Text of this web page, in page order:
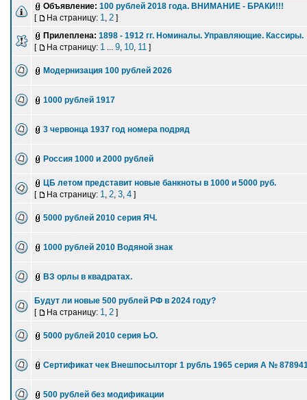
Объявление: 100 рублей 2018 года. ВНИМАНИЕ - БРАКИ!!!
[
На страницу: 1 2 ]
Прилеплена: 1898 - 1912 гг. Номиналы. Управляющие. Кассиры.
[
На страницу: 1 9 10 11 ]
Модернизация 100 рублей 2026
1000 pублей 1917
3 червонца 1937 год номера подряд
Россия 1000 и 2000 рублей
ЦБ летом представит новые банкноты в 1000 и 5000 руб.
[
На страницу: 1 2 3 4 ]
5000 рублей 2010 серия ЯЧ.
1000 рублей 2010 Водяной знак
ВЗ орлы в квадратах.
Будут ли новые 500 рублей РФ в 2024 году?
[
На страницу: 1 2 ]
5000 рублей 2010 серия ЬО.
Сертификат чек Внешпосылторг 1 рубль 1965 серия А №
500 рублей без модификации